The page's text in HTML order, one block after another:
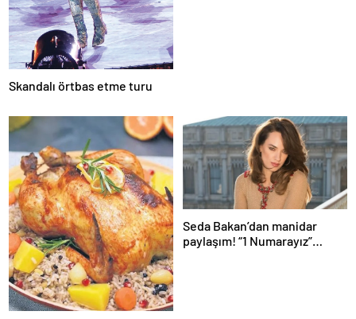
Skandalı örtbas etme turu
Seda Bakan’dan manidar
paylaşım! “1 Numarayız”